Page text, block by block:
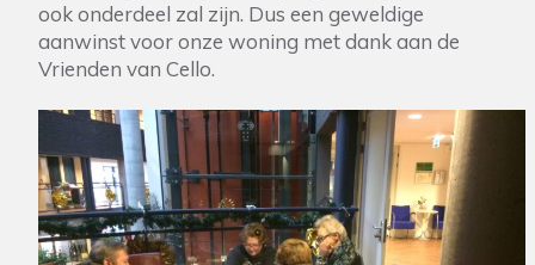
ook onderdeel zal zijn. Dus een geweldige
aanwinst voor onze woning met dank aan de
Vrienden van Cello.